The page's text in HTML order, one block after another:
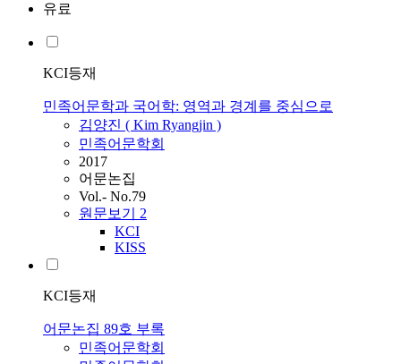
유료
KCI등재
민족어문학과 국어학: 영역과 경계를 중심으로
김양진 ( Kim Ryangjin )
민족어문학회
2017
어문논집
Vol.- No.79
원문보기 2
KCI
KISS
KCI등재
어문논집 89호 부록
민족어문학회